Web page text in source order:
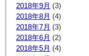
2018年9月 (3)
2018年8月 (4)
2018年7月 (3)
2018年6月 (2)
2018年5月 (4)